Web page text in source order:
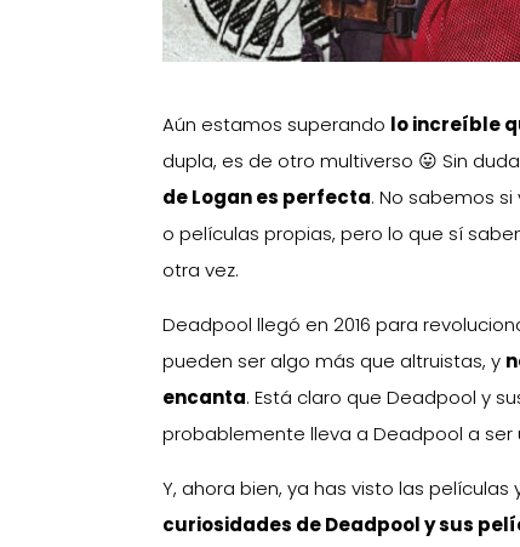
Aún estamos superando lo increíble
dupla, es de otro multiverso 😛 Sin duda
de Logan es perfecta. No sabemos
o películas propias, pero lo que sí
otra vez.
Deadpool llegó en 2016 para
pueden ser algo más que altruistas, y
encanta. Está claro que Deadpool y
probablemente lleva a Deadpool a
Y, ahora bien, ya has visto las
curiosidades de Deadpool y sus